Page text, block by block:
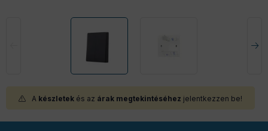
A készletek és az árak megtekintéséhez jelentkezzen be!